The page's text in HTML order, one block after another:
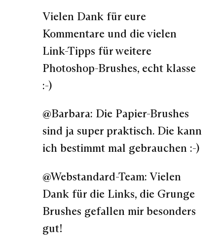
Vielen Dank für eure
Kommentare und die vielen
Link-Tipps für weitere
Photoshop-Brushes, echt klasse
:-)
@Barbara: Die Papier-Brushes
sind ja super praktisch. Die kann
ich bestimmt mal gebrauchen :-)
@Webstandard-Team: Vielen
Dank für die Links, die Grunge
Brushes gefallen mir besonders
gut!